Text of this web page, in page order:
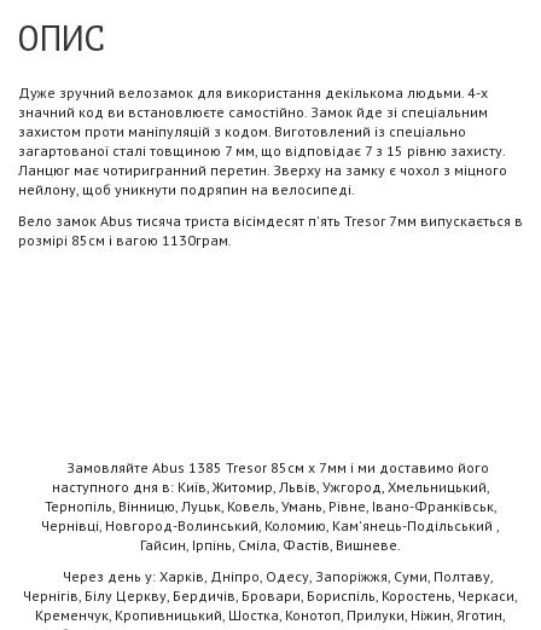
ОПИС
Дуже зручний велозамок для використання декількома людьми. 4-х
значний код ви встановлюєте самостійно. Замок йде зі спеціальним
захистом проти маніпуляцій з кодом. Виготовлений із спеціально
загартованої сталі товщиною 7 мм, що відповідає 7 з 15 рівню захисту.
Ланцюг має чотиригранний перетин. Зверху на замку є чохол з міцного
нейлону, щоб уникнути подряпин на велосипеді.
Вело замок Abus тисяча триста вісімдесят п'ять Tresor 7мм випускається в
розмірі 85см і вагою 1130грам.
Замовляйте Abus 1385 Tresor 85см х 7мм і ми доставимо його
наступного дня в: Київ, Житомир, Львів, Ужгород, Хмельницький,
Тернопіль, Вінницю, Луцьк, Ковель, Умань, Рівне, Івано-Франківськ,
Чернівці, Новгород-Волинський, Коломию, Кам'янець-Подільський ,
Гайсин, Ірпінь, Сміла, Фастів, Вишневе.
Через день у: Харків, Дніпро, Одесу, Запоріжжя, Суми, Полтаву,
Чернігів, Білу Церкву, Бердичів, Бровари, Бориспіль, Коростень, Черкаси,
Кременчук, Кропивницький, Шостка, Конотоп, Прилуки, Ніжин, Яготин,